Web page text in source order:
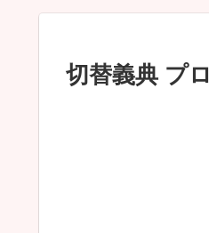
切替義典 プ